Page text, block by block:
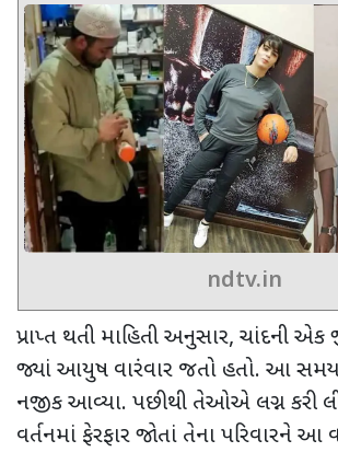
ndtv.in
પ્રાપ્ત થતી માહિતી અનુસાર, ચાંદની એક
જ્યાં આયુષ વારંવાર જતો હતો. આ સમય
નજીક આવ્યા. પછીથી તેઓએ લગ્ન કરી
વર્તનમાં ફેરફાર જોતાં તેના પરિવારને